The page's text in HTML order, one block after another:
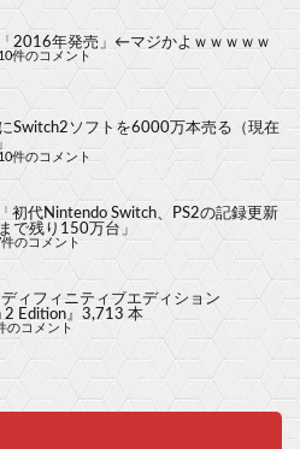
2016年発売」←マジかよｗｗｗｗｗ
10件のコメント
Switch2ソフトを6000万本売る（現在
10件のコメント
初代Nintendo Switch、PS2の記録更新
で残り150万台」
のコメント
ディフィニティブエディション
2 Edition』3,713 本
のコメント